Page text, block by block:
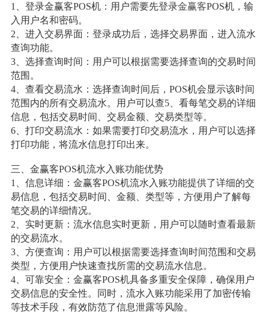
1、登录金赢客POS机：用户需要先登录金赢客POS机，输
入用户名和密码。
2、进入交易界面：登录成功后，选择交易界面，进入流水
查询功能。
3、选择查询时间：用户可以根据需要选择查询的交易时间
范围。
4、查看交易流水：选择查询时间后，POS机会显示该时间
范围内的所有交易流水。用户可以查5、看每笔交易的详细
信息，包括交易时间、交易金额、交易类型等。
6、打印交易流水：如果需要打印交易流水，用户可以选择
打印功能，将流水信息打印出来。
三、金赢客POS机流水入账功能优势
1、信息详细：金赢客POS机流水入账功能提供了详细的交
易信息，包括交易时间、金额、类型等，方便用户了解每
笔交易的详细情况。
2、实时更新：流水信息实时更新，用户可以随时查看最新
的交易流水。
3、方便查询：用户可以根据需要选择查询时间范围和交易
类型，方便用户快速查找所需的交易流水信息。
4、可靠安全：金赢客POS机具备多重安全保障，确保用户
交易信息的安全性。同时，流水入账功能采用了加密传输
等技术手段，有效防范了信息泄露等风险。